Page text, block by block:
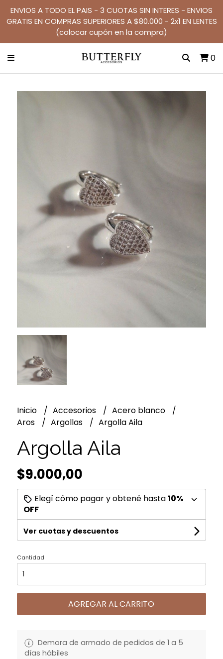
ENVIOS A TODO EL PAIS - 3 CUOTAS SIN INTERES - ENVIOS
GRATIS EN COMPRAS SUPERIORES A $80.000 - 2x1 EN LENTES
(colocar cupón en la compra)
0
Inicio Accesorios
Acero blanco
Aros
Argollas Argolla Aila
Argolla Aila
$9.000,00
Elegí cómo pagar y obtené hasta10%
OFF
Ver cuotas y descuentos
Cantidad
AGREGAR AL CARRITO
Demora de armado de pedidos de 1 a 5
días hábiles